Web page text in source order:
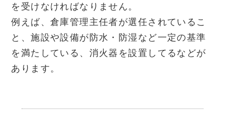
を受けなければなりません。
例えば、倉庫管理主任者が選任されているこ
と、施設や設備が防水・防湿など一定の基準
を満たしている、消火器を設置してるなどが
あります。